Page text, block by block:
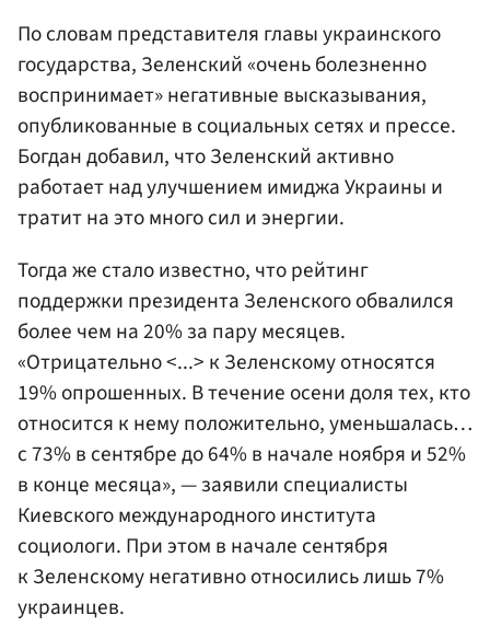
По словам представителя главы украинского
государства, Зеленский «очень болезненно
воспринимает» негативные высказывания,
опубликованные в социальных сетях и прессе.
Богдан добавил, что Зеленский активно
работает над улучшением имиджа Украины и
тратит на это много сил и энергии.
Тогда же стало известно, что рейтинг
поддержки президента Зеленского обвалился
более чем на 20% за пару месяцев.
«Отрицательно <...> к Зеленскому относятся
19% опрошенных. В течение осени доля тех, кто
относится к нему положительно, уменьшалась…
с 73% в сентябре до 64% в начале ноября и 52%
в конце месяца», — заявили специалисты
Киевского международного института
социологи. При этом в начале сентября
к Зеленскому негативно относились лишь 7%
украинцев.